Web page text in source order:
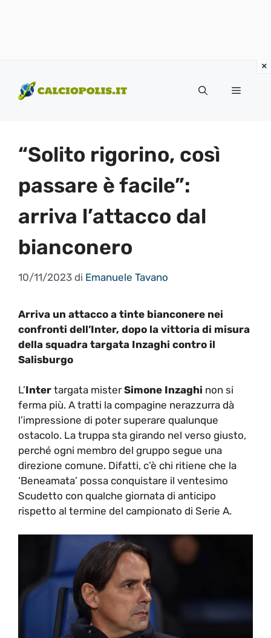
contenuto
Menu
“Solito rigorino, così
passare è facile”:
arriva l’attacco dal
bianconero
10/11/2023 di Emanuele Tavano
Arriva un attacco a tinte bianconere nei
confronti dell’Inter, dopo la vittoria di misura
della squadra targata Inzaghi contro il
Salisburgo
L’Inter targata misterSimone Inzaghi non si
ferma più. A tratti la compagine nerazzurra dà
l’impressione di poter superare qualunque
ostacolo. La truppa sta girando nel verso giusto,
perché ogni membro del gruppo segue una
direzione comune. Difatti, c’è chi ritiene che la
‘Beneamata’ possa conquistare il ventesimo
Scudetto con qualche giornata di anticipo
rispetto al termine del campionato di Serie A.